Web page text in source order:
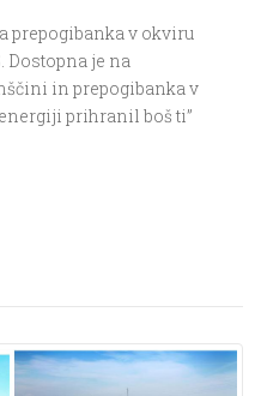
prepogibanka v okviru
Dostopna je na
in prepogibanka v
prihranil boš ti”